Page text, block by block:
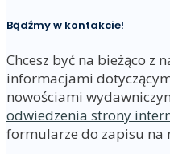
Bądźmy w kontakcie!
Chcesz być na bieżąco z
informacjami
nowościami
odwiedzenia strony
formularze do zapisu na